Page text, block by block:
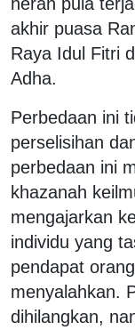
akhir puasa
Raya Idul Fitri
Adha.
Perbedaan ini
perselisihan
perbedaan ini
khazanah
mengajarkan
individu yang
pendapat
menyalahkan.
dihilangkan,